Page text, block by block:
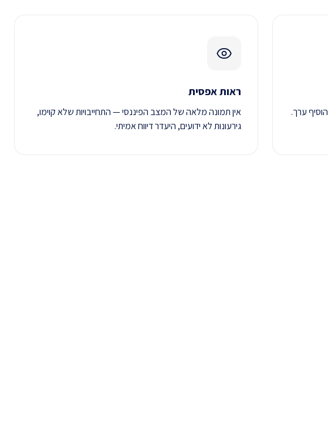
ערך.
ראות אפסית
אין תמונה מלאה של המצב הפיננסי — התחייבויות שלא קוימו,
גירעונות לא ידועים, היעדר דיווח אמיתי.